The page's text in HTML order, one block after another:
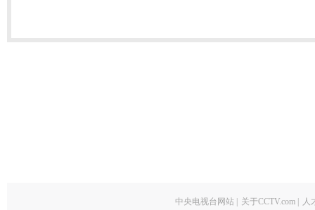
中央电视台网站 关于CCTV.com 人